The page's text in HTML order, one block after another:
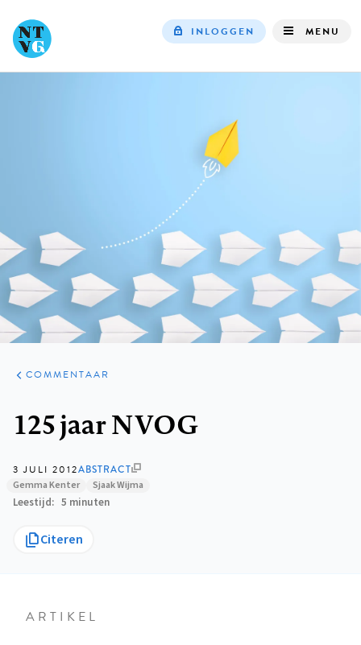
INLOGGEN MENU
ARTIKELEN
OPINIE
COMMENTAAR
125 jaar NVOG
3 JULI 2012ABSTRACT
Gemma Kenter Sjaak Wijma
Leestijd 5 minuten
Citeren
ARTIKEL